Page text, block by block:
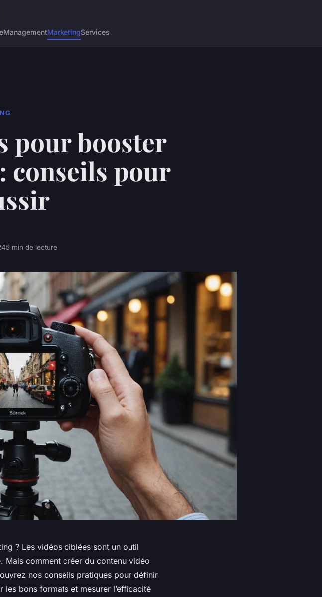
ManagementMarketingServices
pour booster
conseils pour
5 min de lecture
? Les vidéos ciblées sont un outil
Mais comment créer du contenu vidéo
nos conseils pratiques pour définir
bons formats et mesurer l’efficacité